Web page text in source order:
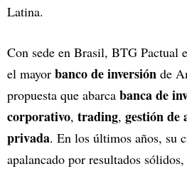
Latina.
Con sede en Brasil, BTG Pactual
el mayor banco de inversión de
propuesta que abarca banca de
corporativo, trading, gestión de
privada. En los últimos años, su
apalancado por resultados